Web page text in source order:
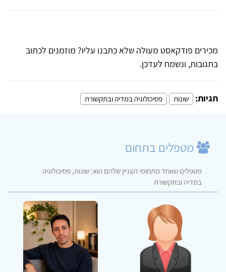
מכירים פודקאסט מעולה שלא כתבנו עליו? מוזמנים לכתוב
בתגובות, ונשמח לעדכן.
תגיות: שונות פסיכולוגיה במדיה ובתקשורת
מטפלים בתחום
מטפלים שאחד מתחומי העניין שלהם הוא: שונות, פסיכולוגיה
במדיה ובתקשורת